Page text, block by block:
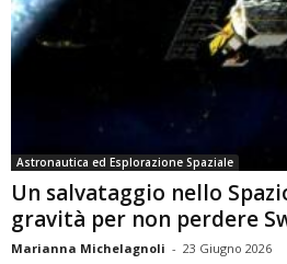
Astronautica ed Esplorazione Spaziale
Un salvataggio nello
gravità per non perdere
Marianna Michelagnoli - 23 Giugno 2026